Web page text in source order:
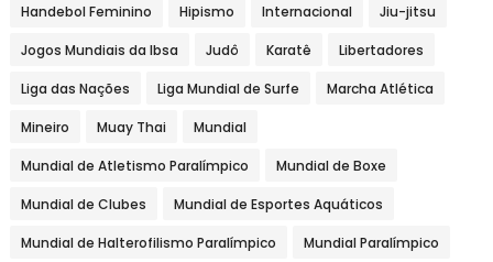
Handebol Feminino Hipismo Internacional Jiu-jitsu
Jogos Mundiais da Ibsa Judô Karatê Libertadores
Liga das Nações Liga Mundial de Surfe Marcha Atlética
Mineiro Muay Thai Mundial
Mundial de Atletismo Paralímpico Mundial de Boxe
Mundial de Clubes Mundial de Esportes Aquáticos
Mundial de Halterofilismo Paralímpico Mundial Paralímpico